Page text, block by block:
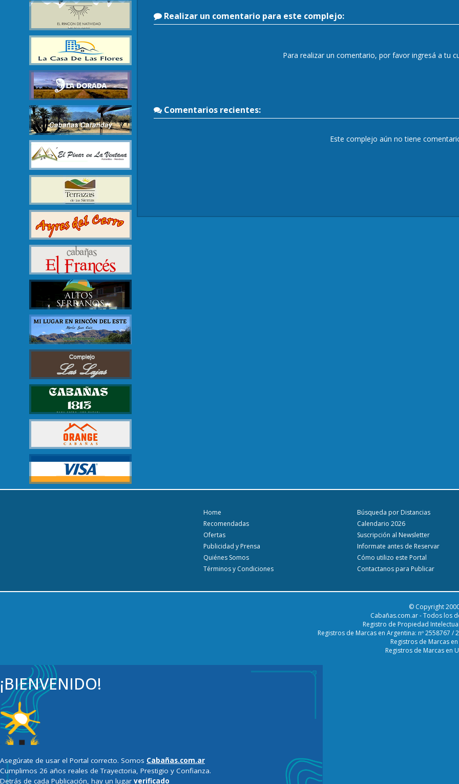
Realizar un comentario para este complejo:
Para realizar un comentario, por favor ingresá a tu
Comentarios recientes:
Este complejo aún no tiene
Home
Recomendadas
Ofertas
Publicidad y Prensa
Quiénes Somos
Términos y Condiciones
Búsqueda por Distancias
Calendario 2026
Suscripción al Newsletter
Informate antes de Reservar
Cómo utilizo este Portal
Contactanos para Publicar
© Copyright
Cabañas.com.ar - Todos los
Registro de Propiedad
Registros de Marcas en Argentina: nº 2558767 /
Registros de Marcas
Registros de Marcas en
¡BIENVENIDO!
Asegúrate de usar el Portal correcto. Somos Cabañas.com.ar
Cumplimos 26 años reales de Trayectoria, Prestigio y Confianza.
Detrás de cada Publicación, hay un lugar verificado